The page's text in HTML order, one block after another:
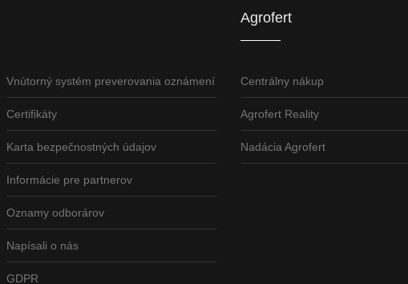
Vnútorný systém preverovania oznámení
Certifikáty
Karta bezpečnostných údajov
Informácie pre partnerov
Oznamy odborárov
Napísali o nás
GDPR
Agrofert
Centrálny nákup
Agrofert Reality
Nadácia Agrofert